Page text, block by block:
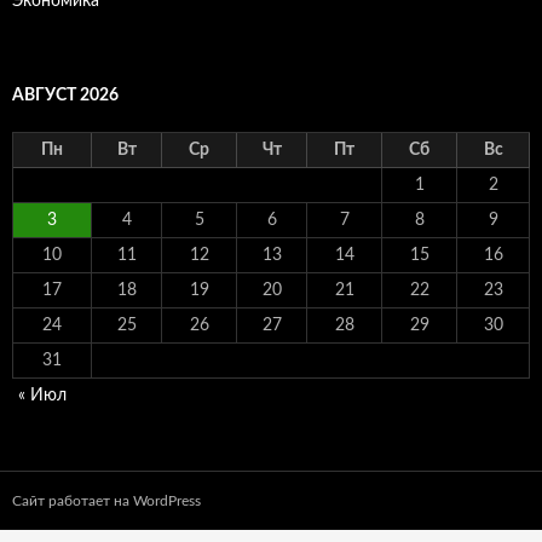
АВГУСТ 2026
Пн Вт Ср Чт Пт Сб Вс
1 2
3 4 5 6 7 8 9
10 11 12 13 14 15 16
17 18 19 20 21 22 23
24 25 26 27 28 29 30
31
« Июл
Сайт работает на WordPress